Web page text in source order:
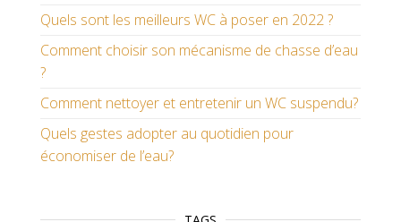
Quels sont les meilleurs WC à poser en 2022 ?
Comment choisir son mécanisme de chasse d’eau
?
Comment nettoyer et entretenir un WC suspendu?
Quels gestes adopter au quotidien pour
économiser de l’eau?